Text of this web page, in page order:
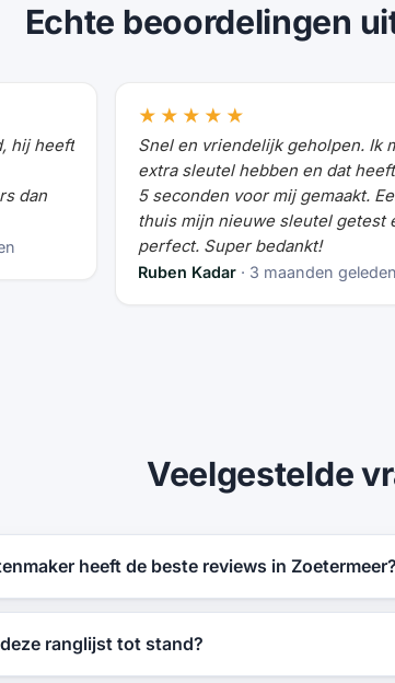
Echte beoordelingen
hij heeft
dan
★★★★★
Snel en vriendelijk geholpen. Ik
extra sleutel hebben en dat
5 seconden voor mij gemaakt.
thuis mijn nieuwe sleutel getest
perfect. Super bedankt!
Ruben Kadar · 3 maanden geleden
Veelgestelde
heeft de beste reviews in Zoetermeer?
ranglijst tot stand?